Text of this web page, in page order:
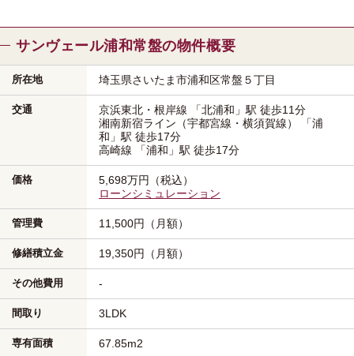
サンヴェール浦和常盤の物件概要
所在地 埼玉県さいたま市浦和区常盤５丁目
交通 京浜東北・根岸線 「北浦和」駅 徒歩11分
湘南新宿ライン（宇都宮線・横須賀線）
「浦
和」駅 徒歩17分
高崎線
「浦和」駅 徒歩17分
価格
5,698万円（税込）
ローンシミュレーション
管理費 11,500円（月額）
修繕積立金 19,350円（月額）
その他費用 -
間取り 3LDK
専有面積 67.85m2